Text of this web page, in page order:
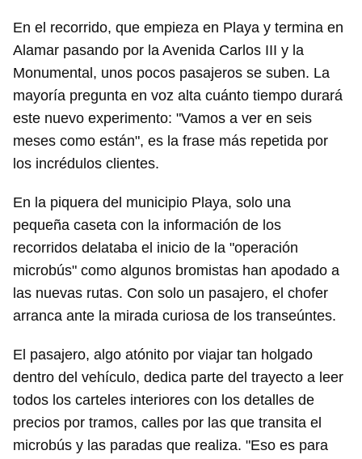
En el recorrido, que empieza en Playa y termina en
Alamar pasando por la Avenida Carlos III y la
Monumental, unos pocos pasajeros se suben. La
mayoría pregunta en voz alta cuánto tiempo durará
este nuevo experimento: "Vamos a ver en seis
meses como están", es la frase más repetida por
los incrédulos clientes.
En la piquera del municipio Playa, solo una
pequeña caseta con la información de los
recorridos delataba el inicio de la "operación
microbús" como algunos bromistas han apodado a
las nuevas rutas. Con solo un pasajero, el chofer
arranca ante la mirada curiosa de los transeúntes.
El pasajero, algo atónito por viajar tan holgado
dentro del vehículo, dedica parte del trayecto a leer
todos los carteles interiores con los detalles de
precios por tramos, calles por las que transita el
microbús y las paradas que realiza. "Eso es para